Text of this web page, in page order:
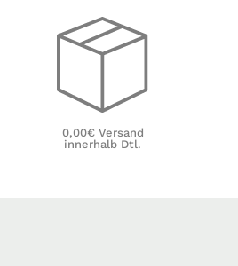
0,00€ Versand
innerhalb Dtl.